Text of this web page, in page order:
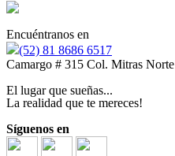
Encuéntranos en
(52) 81 8686 6517
Camargo # 315 Col. Mitras Norte
El lugar que sueñas...
La realidad que te mereces!
Síguenos en